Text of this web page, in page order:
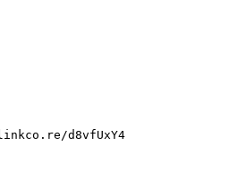
d8vfUxY4